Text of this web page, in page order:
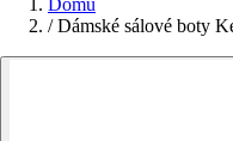
/ Dámské sálové boty